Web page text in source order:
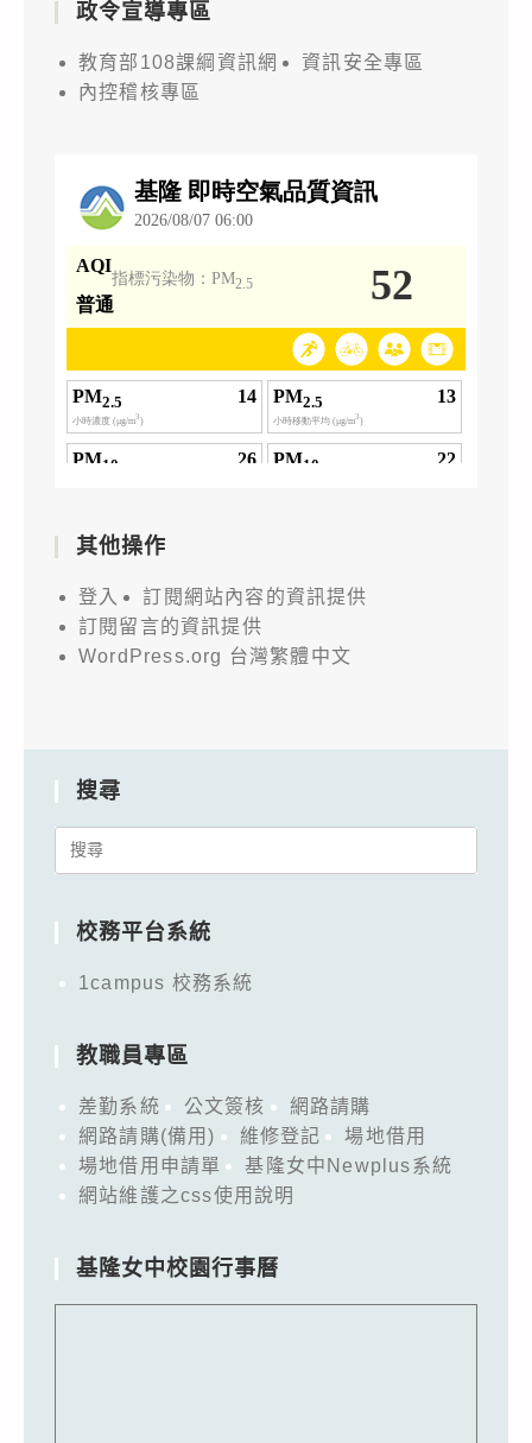
政令宣導專區
教育部108課綱資訊網
資訊安全專區
內控稽核專區
其他操作
登入
訂閱網站內容的資訊提供
訂閱留言的資訊提供
WordPress.org 台灣繁體中文
搜尋
Search
校務平台系統
1campus 校務系統
教職員專區
差勤系統 公文簽核
網路請購
網路請購(備用)
維修登記
場地借用
場地借用申請單
基隆女中Newplus系統
網站維護之css使用說明
基隆女中校園行事曆